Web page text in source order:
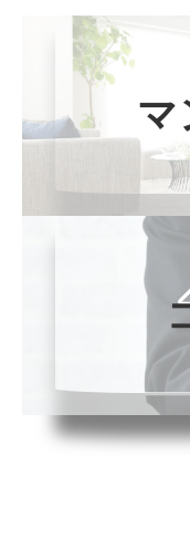
マ